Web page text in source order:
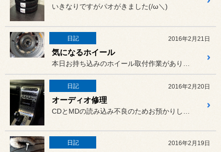
いきなりですがパオがきました(/ω＼)
日記 2016年2月21日
気になるホイール
日記 2016年2月20日
オーディオ修理
日記 2016年2月19日